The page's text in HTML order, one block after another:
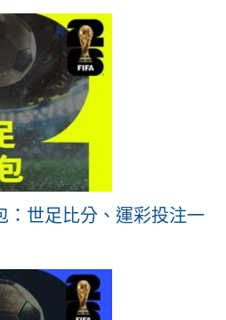
：世足比分、運彩投注一